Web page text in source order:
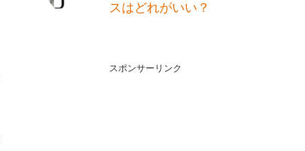
スはどれがいい？
スポンサーリンク